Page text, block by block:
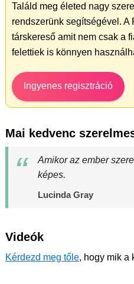
Találd meg életed nagy
rendszerünk segítségével.
társkereső amit nem csak a
felettiek is könnyen
Ingyenes regisztráció
Mai kedvenc
Amikor az ember
képes.
Lucinda Gray
Videók
Kérdezd meg tőle, hogy mik a